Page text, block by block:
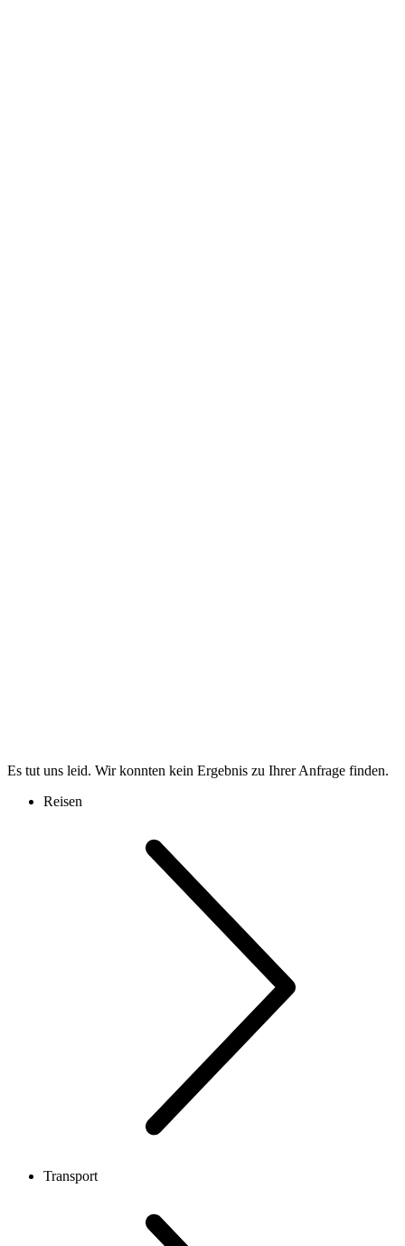
Es tut uns leid. Wir konnten kein Ergebnis zu Ihrer Anfrage finden.
Reisen
Transport